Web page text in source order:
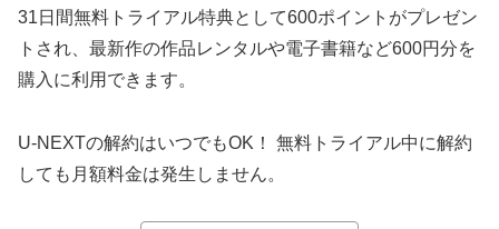
31日間無料トライアル特典として600ポイントがプレゼン
トされ、最新作の作品レンタルや電子書籍など600円分を
購入に利用できます。
U-NEXTの解約はいつでもOK！ 無料トライアル中に解約
しても月額料金は発生しません。